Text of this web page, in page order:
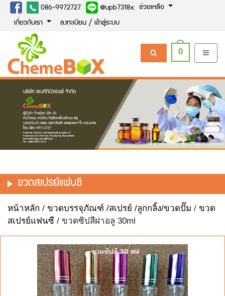
086-9972727 @upb7318x ช่วยเหลือ
เกี่ยวกับเรา ลงทะเบียน / เข้าสู่ระบบ
0
ขวดสเปรย์แฟนซี
หน้าหลัก / ขวดบรรจุภัณฑ์ /สเปรย์ /ลูกกลิ้ง/ขวดปั๊ม / ขวด
สเปรย์แฟนซี / ขวดซิปสีฝาอลู 30ml